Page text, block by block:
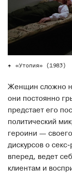
«Утопия» (1983)
Женщин сложно
они постоянно
предстает его
политический
героини —
дискурсов о
вперед, ведет
клиентам и